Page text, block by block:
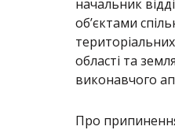
начальник
об’єктами
області та
виконавчого
Про